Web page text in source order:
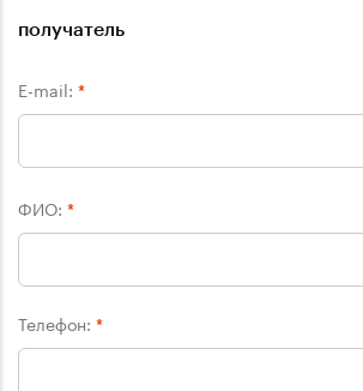
получатель
E-mail: *
ФИО: *
Телефон: *